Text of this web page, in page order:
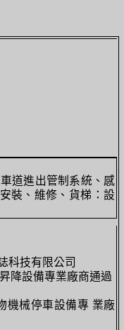
道進出管制系統、感
裝、維修、貨梯：設
科技有限公司
降設備專業廠商通過
機械停車設備專 業廠